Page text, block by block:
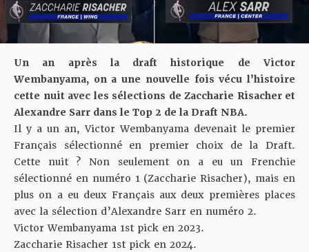
Un an après la draft historique de Victor
Wembanyama, on a une nouvelle fois vécu l’histoire
cette nuit avec les sélections de Zaccharie Risacher et
Alexandre Sarr dans le Top 2 de la Draft NBA.
Il y a un an, Victor Wembanyama devenait le premier
Français sélectionné en premier choix de la Draft.
Cette nuit ? Non seulement on a eu un Frenchie
sélectionné en numéro 1 (Zaccharie Risacher), mais en
plus on a eu deux Français aux deux premières places
avec la sélection d’Alexandre Sarr en numéro 2.
Victor Wembanyama 1st pick en 2023.
Zaccharie Risacher 1st pick en 2024.